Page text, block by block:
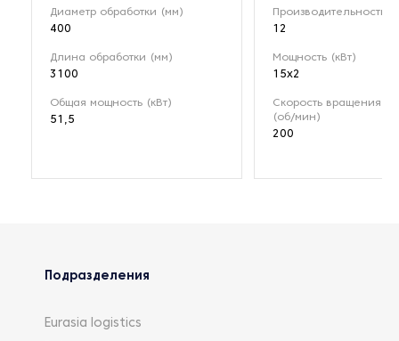
Диаметр обработки (мм)
400
Длина обработки (мм)
3100
Общая мощность (кВт)
51,5
Производительность
12
Мощность (кВт)
15x2
Скорость вращения
(об/мин)
200
Подразделения
Eurasia logistics